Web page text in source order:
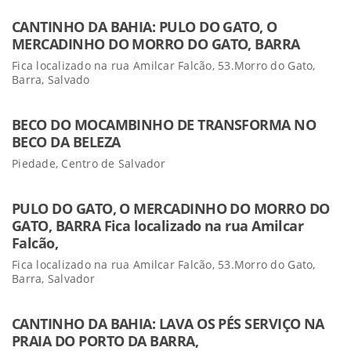
CANTINHO DA BAHIA: PULO DO GATO, O
MERCADINHO DO MORRO DO GATO, BARRA
Fica localizado na rua Amilcar Falcão, 53.Morro do Gato,
Barra, Salvado
BECO DO MOCAMBINHO DE TRANSFORMA NO
BECO DA BELEZA
Piedade, Centro de Salvador
PULO DO GATO, O MERCADINHO DO MORRO DO
GATO, BARRA Fica localizado na rua Amilcar
Falcão,
Fica localizado na rua Amilcar Falcão, 53.Morro do Gato,
Barra, Salvador
CANTINHO DA BAHIA: LAVA OS PÉS SERVIÇO NA
PRAIA DO PORTO DA BARRA,